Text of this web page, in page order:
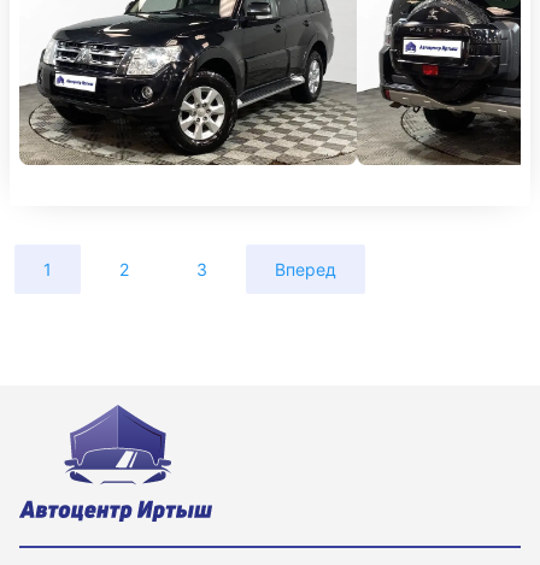
1 2 3 Вперед